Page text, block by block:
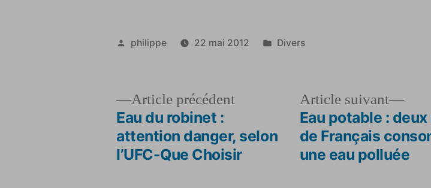
Publié
philippe 22 mai 2012
Publié
Divers
Navigation
Article précédentArticle
précédent :
Eau du robinet :
attention danger, selon
l’UFC-Que Choisir
Article suivant
Eau potable :
de Français
une eau polluée